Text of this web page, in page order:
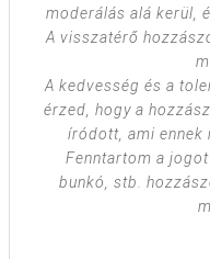
moderálás alá kerül,
A visszatérő
A kedvesség és a
érzed, hogy a
íródott, ami ennek
Fenntartom a
bunkó, stb.